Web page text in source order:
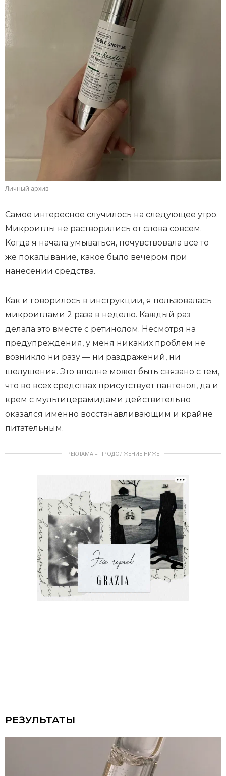
Личный архив
Самое интересное случилось на следующее утро.
Микроиглы не растворились от слова совсем.
Когда я начала умываться, почувствовала все то
же покалывание, какое было вечером при
нанесении средства.
Как и говорилось в инструкции, я пользовалась
микроиглами 2 раза в неделю. Каждый раз
делала это вместе с ретинолом. Несмотря на
предупреждения, у меня никаких проблем не
возникло ни разу — ни раздражений, ни
шелушения. Это вполне может быть связано с тем,
что во всех средствах присутствует пантенол, да и
крем с мультицерамидами действительно
оказался именно восстанавливающим и крайне
питательным.
РЕКЛАМА – ПРОДОЛЖЕНИЕ НИЖЕ
РЕЗУЛЬТАТЫ